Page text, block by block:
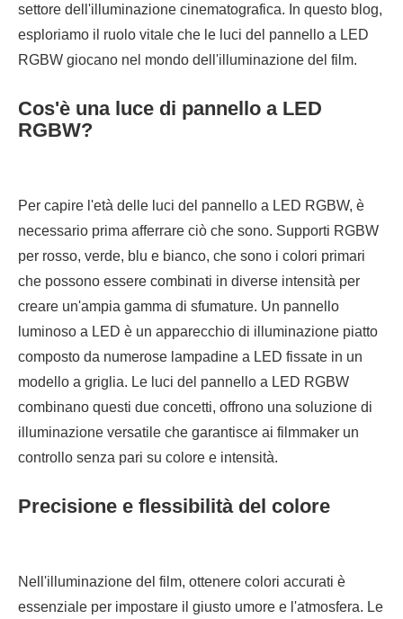
settore dell'illuminazione cinematografica. In questo blog,
esploriamo il ruolo vitale che le luci del pannello a LED
RGBW giocano nel mondo dell'illuminazione del film.
Cos'è una luce di pannello a LED
RGBW?
Per capire l'età delle luci del pannello a LED RGBW, è
necessario prima afferrare ciò che sono. Supporti RGBW
per rosso, verde, blu e bianco, che sono i colori primari
che possono essere combinati in diverse intensità per
creare un'ampia gamma di sfumature. Un pannello
luminoso a LED è un apparecchio di illuminazione piatto
composto da numerose lampadine a LED fissate in un
modello a griglia. Le luci del pannello a LED RGBW
combinano questi due concetti, offrono una soluzione di
illuminazione versatile che garantisce ai filmmaker un
controllo senza pari su colore e intensità.
Precisione e flessibilità del colore
Nell'illuminazione del film, ottenere colori accurati è
essenziale per impostare il giusto umore e l'atmosfera. Le